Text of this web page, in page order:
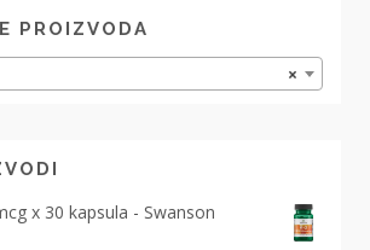
PROIZVODA
×
x 30 kapsula - Swanson